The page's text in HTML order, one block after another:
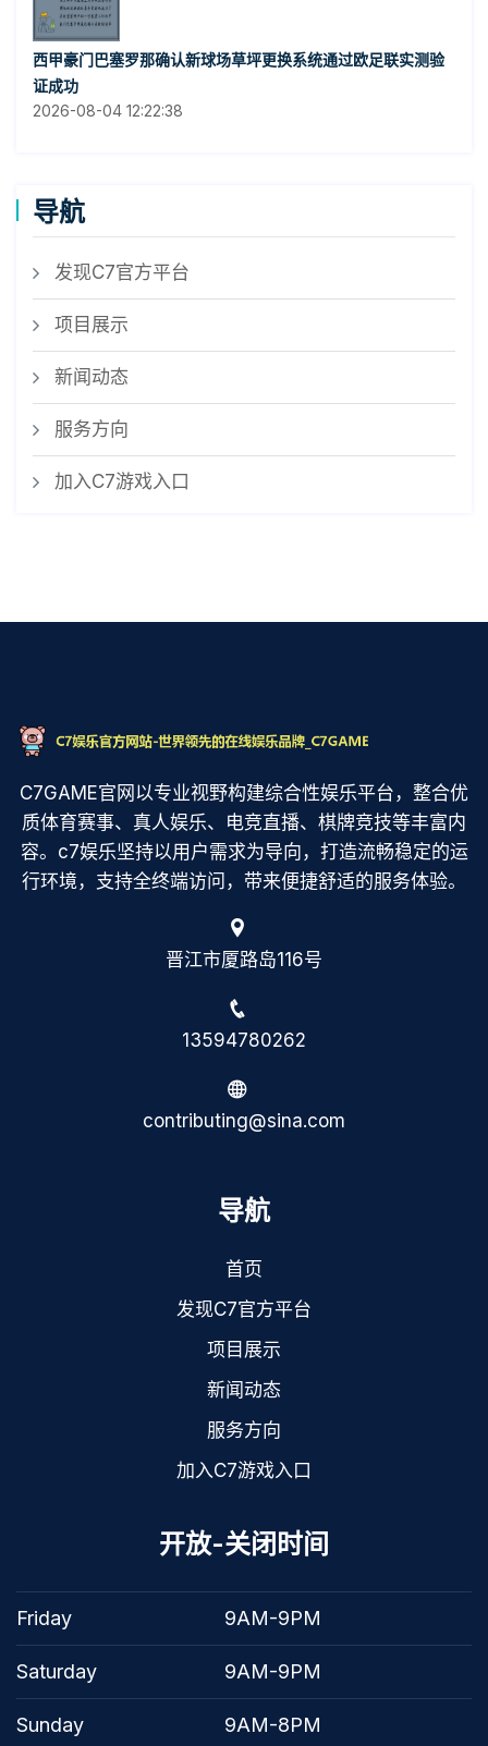
西甲豪门巴塞罗那确认新球场草坪更换系统通过欧足联实测验
证成功
2026-08-04 12:22:38
导航
发现C7官方平台
项目展示
新闻动态
服务方向
加入C7游戏入口
C7GAME官网以专业视野构建综合性娱乐平台，整合优
质体育赛事、真人娱乐、电竞直播、棋牌竞技等丰富内
容。c7娱乐坚持以用户需求为导向，打造流畅稳定的运
行环境，支持全终端访问，带来便捷舒适的服务体验。
晋江市厦路岛116号
13594780262
contributing@sina.com
导航
首页
发现C7官方平台
项目展示
新闻动态
服务方向
加入C7游戏入口
开放-关闭时间
Friday 9AM-9PM
Saturday 9AM-9PM
Sunday 9AM-8PM